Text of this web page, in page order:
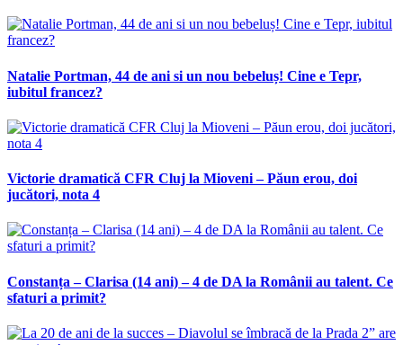
Natalie Portman, 44 de ani si un nou bebeluș! Cine e Tepr,
iubitul francez?
Victorie dramatică CFR Cluj la Mioveni – Păun erou, doi
jucători, nota 4
Constanța – Clarisa (14 ani) – 4 de DA la Românii au talent. Ce
sfaturi a primit?